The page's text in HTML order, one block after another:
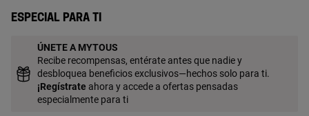
kt y 3 micras de espesor. Esta calidad
joya. Este artículo está formado por dos
piezas que unidas forman un oso.
Especial para ti
ÚNETE A MYTOUS
Recibe recompensas, entérate antes que nadie y
desbloquea beneficios exclusivos—hechos solo para ti.
¡Regístrate ahora y accede a ofertas pensadas
especialmente para ti